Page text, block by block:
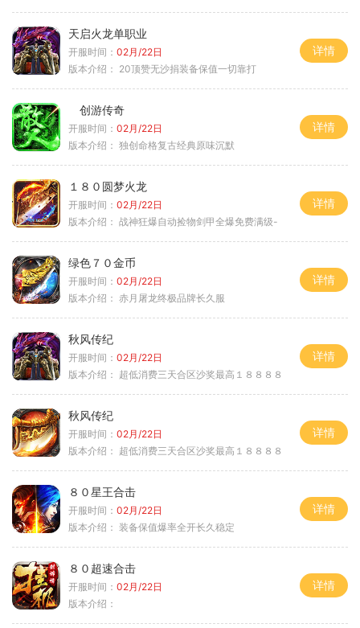
天启火龙单职业
开服时间： 02月/22日
版本介绍： 20顶赞无沙捐装备保值一切靠打
详情
创游传奇
开服时间： 02月/22日
版本介绍： 独创命格复古经典原味沉默
详情
１８０圆梦火龙
开服时间： 02月/22日
版本介绍： 战神狂爆自动捡物剑甲全爆免费满级-
详情
绿色７０金币
开服时间： 02月/22日
版本介绍： 赤月屠龙终极品牌长久服
详情
秋风传纪
开服时间： 02月/22日
版本介绍： 超低消费三天合区沙奖最高１８８８８
详情
秋风传纪
开服时间： 02月/22日
版本介绍： 超低消费三天合区沙奖最高１８８８８
详情
８０星王合击
开服时间： 02月/22日
版本介绍： 装备保值爆率全开长久稳定
详情
８０超速合击
开服时间： 02月/22日
版本介绍：
详情